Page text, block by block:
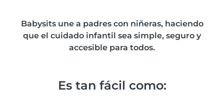
Babysits une a padres con niñeras, haciendo
que el cuidado infantil sea simple, seguro y
accesible para todos.
Es tan fácil como: